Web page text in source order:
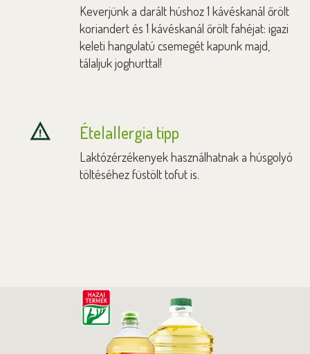
Keverjünk a darált húshoz 1 kávéskanál őrölt
koriandert és 1 kávéskanál őrölt fahéjat: igazi
keleti hangulatú csemegét kapunk majd,
tálaljuk joghurttal!
Ételallergia tipp
Laktózérzékenyek használhatnak a húsgolyó
töltéséhez füstölt tofut is.